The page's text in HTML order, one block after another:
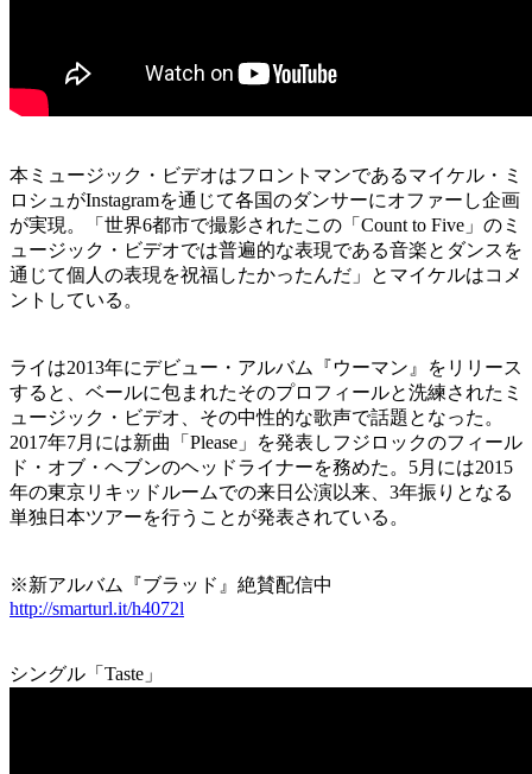
本ミュージック・ビデオはフロントマンであるマイケル・ミ
ロシュがInstagramを通じて各国のダンサーにオファーし企画
が実現。「世界6都市で撮影されたこの「Count to Five」のミ
ュージック・ビデオでは普遍的な表現である音楽とダンスを
通じて個人の表現を祝福したかったんだ」とマイケルはコメ
ントしている。
ライは2013年にデビュー・アルバム『ウーマン』をリリース
すると、ベールに包まれたそのプロフィールと洗練されたミ
ュージック・ビデオ、その中性的な歌声で話題となった。
2017年7月には新曲「Please」を発表しフジロックのフィール
ド・オブ・ヘブンのヘッドライナーを務めた。5月には2015
年の東京リキッドルームでの来日公演以来、3年振りとなる
単独日本ツアーを行うことが発表されている。
※新アルバム『ブラッド』絶賛配信中
http://smarturl.it/h4072l
シングル「Taste」